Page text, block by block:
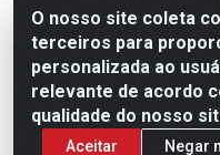
O nosso site coleta
terceiros para
personalizada ao
relevante de acordo
qualidade do nosso
Aceitar Negar
© 2023 Rally Motos
Razão Social: Rally
transportadora de peças
Rua Vigário Calixto